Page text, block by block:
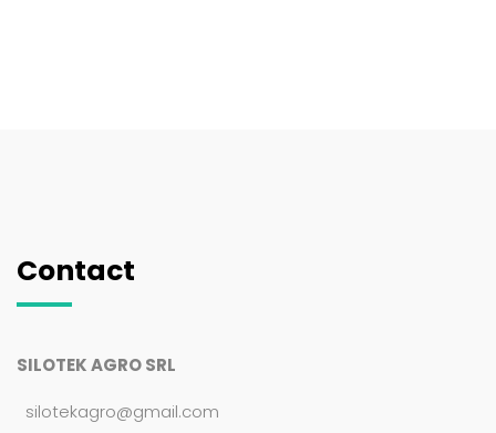
Contact
SILOTEK AGRO SRL
silotekagro@gmail.com